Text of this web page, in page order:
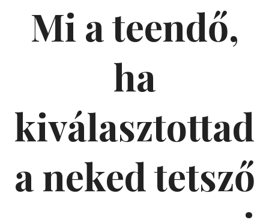
Mi a teendő,
ha
kiválasztottad
a neked tetsző